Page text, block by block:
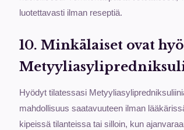
luotettavasti ilman reseptiä.
10. Minkälaiset ovat
Hyödyt tilatessasi
mahdollisuus saatavuuteen ilman
kipeissä tilanteissa tai silloin, kun